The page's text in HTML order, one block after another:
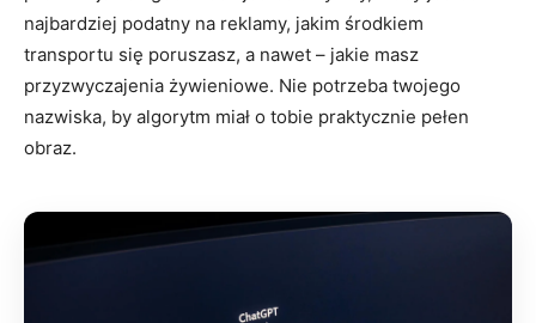
najbardziej podatny na reklamy, jakim środkiem
transportu się poruszasz, a nawet – jakie masz
przyzwyczajenia żywieniowe. Nie potrzeba twojego
nazwiska, by algorytm miał o tobie praktycznie pełen
obraz.